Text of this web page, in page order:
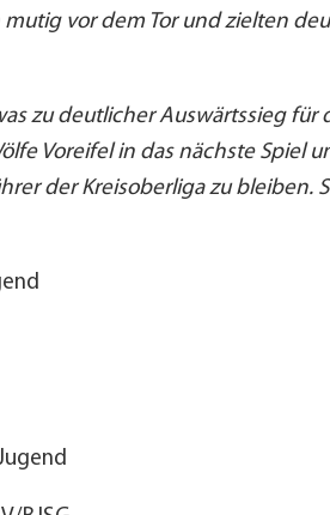
vor dem Tor und zielten
zu deutlicher Auswärtssieg für
Voreifel in das nächste Spiel
der Kreisoberliga zu bleiben.